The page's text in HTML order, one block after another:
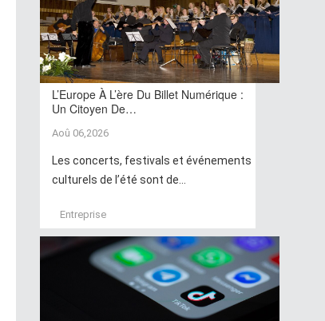
L’Europe À L’ère Du Billet Numérique :
Un Citoyen De…
Aoû 06,2026
Les concerts, festivals et événements
culturels de l’été sont de...
Entreprise